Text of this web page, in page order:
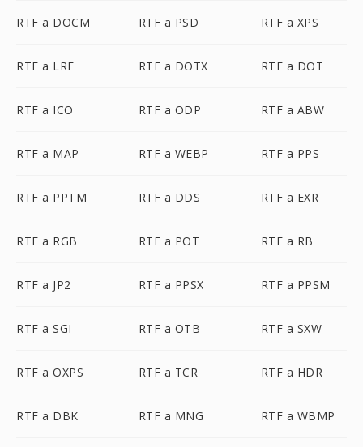
RTF a DOCM RTF a PSD RTF a XPS
RTF a LRF RTF a DOTX RTF a DOT
RTF a ICO RTF a ODP RTF a ABW
RTF a MAP RTF a WEBP RTF a PPS
RTF a PPTM RTF a DDS RTF a EXR
RTF a RGB RTF a POT RTF a RB
RTF a JP2 RTF a PPSX RTF a PPSM
RTF a SGI RTF a OTB RTF a SXW
RTF a OXPS RTF a TCR RTF a HDR
RTF a DBK RTF a MNG RTF a WBMP